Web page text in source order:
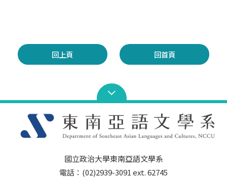
回上頁 回首頁
國立政治大學東南亞語文學系
電話：(02)2939-3091 ext. 62745